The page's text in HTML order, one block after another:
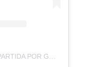
UNA PUBLICACIÓN COMPARTIDA POR GMA / DOVE AWARDS (@GMADOVEAWARDS)